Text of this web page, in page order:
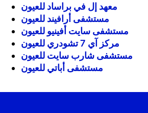
معهد إل في براساد للعيون
مستشفى أرافيند للعيون
مستشفى سايت أفينيو للعيون
مركز آي 7 تشودري للعيون
مستشفى شارب سايت للعيون
مستشفى أباتي للعيون